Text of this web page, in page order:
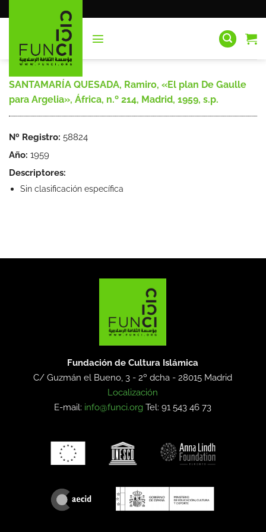
al
SANTAMARÍA QUESADA, Ramiro, «El plan De Gaulle
para Argelia», África, n.º 214, Madrid, 1959, s.p.
Nº Registro: 58824
Año: 1959
Descriptores:
Sin clasificación específica
Fundación de Cultura Islámica
C/ Guzmán el Bueno, 3 - 2º dcha -28015 Madrid
Localización
E-mail: info@funci.org Tel: 91 543 46 73